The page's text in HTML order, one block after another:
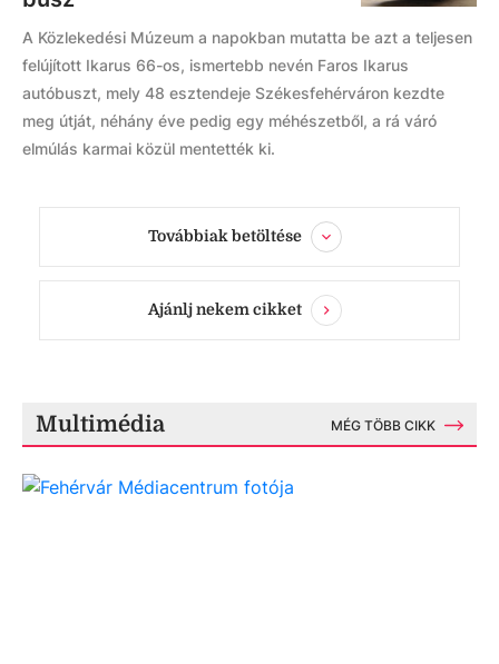
A Közlekedési Múzeum a napokban mutatta be azt a teljesen
felújított Ikarus 66-os, ismertebb nevén Faros Ikarus
autóbuszt, mely 48 esztendeje Székesfehérváron kezdte
meg útját, néhány éve pedig egy méhészetből, a rá váró
elmúlás karmai közül mentették ki.
Továbbiak betöltése
Ajánlj nekem cikket
Multimédia MÉG TÖBB CIKK